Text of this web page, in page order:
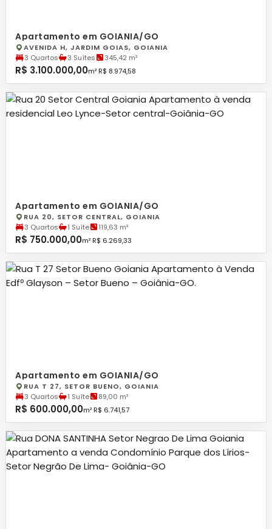
Apartamento em GOIANIA/GO
AVENIDA H, JARDIM GOIAS, GOIANIA
3 Quartos
3 Suítes 345,42 m²
R$ 3.100.000,00m² R$ 8.974,58
Apartamento em GOIANIA/GO
RUA 20, SETOR CENTRAL, GOIANIA
3 Quartos
1 Suíte 119,63 m²
R$ 750.000,00m² R$ 6.269,33
Apartamento em GOIANIA/GO
RUA T 27, SETOR BUENO, GOIANIA
3 Quartos
1 Suíte 89,00 m²
R$ 600.000,00m² R$ 6.741,57